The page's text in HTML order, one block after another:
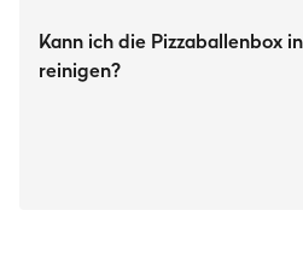
Kann ich die Pizzaballenbox
reinigen?